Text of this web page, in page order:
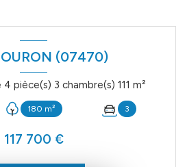
(07470)
Maison de village 4 pièce(s) 3 chambre(s) 111 m²
180 m² 3
117 700 €